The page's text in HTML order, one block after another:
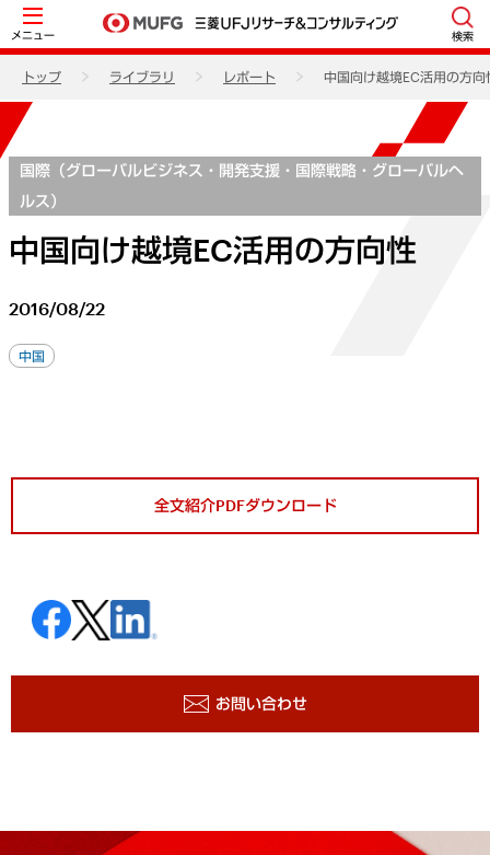
メニュー 検索
トップ ライブラリ レポート 中国向け越境EC活用の方向
国際（グローバルビジネス・開発支援・国際戦略・グローバルヘ
ルス）
中国向け越境EC活用の方向性
2016/08/22
中国
全文紹介PDFダウンロード
お問い合わせ